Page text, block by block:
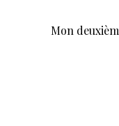
Mon